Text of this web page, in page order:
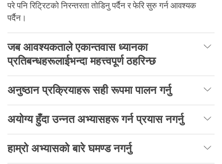
परे पनि रिट्रिटको निरन्तरता तोडिनु पर्दैन र फेरि सुरु गर्न आवश्यक
पर्दैन।
जब आवश्यकताले एकान्तवास ध्यानका
प्रतिबन्धहरूलाईभन्दा महत्त्वपूर्ण ठहरिन्छ
अनुष्ठान प्रक्रियाहरू सही रूपमा पालन गर्नु
अयोग्य हुँदा उन्नत अभ्यासहरू गर्न प्रयास नगर्नु
हाम्रो अभ्यासको बारे घमण्ड नगर्नु